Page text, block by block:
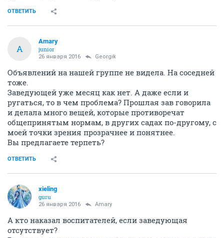
ОТВЕТИТЬ
A
Amary
junior
26 января 2016 Georgik
Объявлений на нашей группе не видела. На соседней
тоже.
Заведующей уже месяц как нет. А даже если и
ругаться, то в чем проблема? Прошлая зав говорила
и делала много вещей, которые противоречат
общепринятым нормам, в других садах по-другому, с
моей точки зрения прозрачнее и понятнее.
Вы предлагаете терпеть?
ОТВЕТИТЬ
xieling
guru
26 января 2016 Amary
А кто наказал воспитателей, если заведующая
отсутствует?